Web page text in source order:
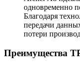
одновременно
Благодаря
передачи
потери
Преимущества